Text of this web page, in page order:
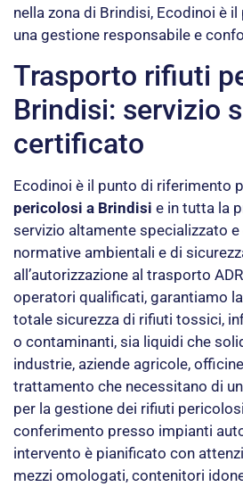
nella zona di Brindisi, Ecodinoi è
una gestione responsabile e
Trasporto rifiuti
Brindisi: servizio
certificato
Ecodinoi è il punto di riferimento
pericolosi a Brindisi e in tutta la
servizio altamente specializzato
normative ambientali e di
all’autorizzazione al trasporto
operatori qualificati, garantiamo
totale sicurezza di rifiuti tossici,
o contaminanti, sia liquidi che
industrie, aziende agricole,
trattamento che necessitano di
per la gestione dei rifiuti
conferimento presso impianti
intervento è pianificato con
mezzi omologati, contenitori